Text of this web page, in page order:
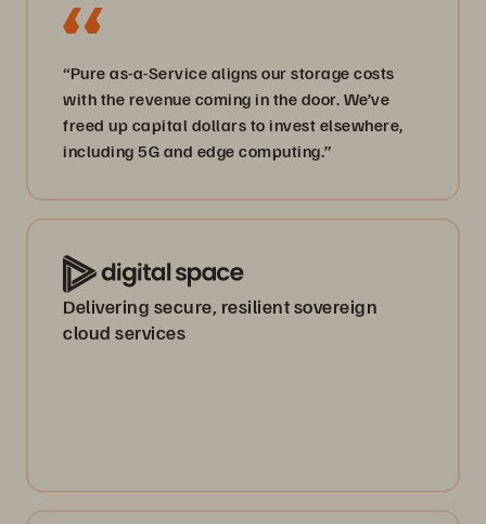
“Pure as-a-Service aligns our storage costs
with the revenue coming in the door. We’ve
freed up capital dollars to invest elsewhere,
including 5G and edge computing.”
Delivering secure, resilient sovereign
cloud services